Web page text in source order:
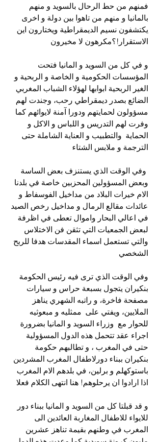
فمنهم من حط الرحال بالسويد و منهم
بالمانيا و منهم من تاهوا بين دولة و اخرى
يكتشفون نسيم الديمقراطية ويختارون اين
الاستقرار!؟مكرهون لا مخيرون
و في كل من السويد و المانيا فتحت
المؤسسات الحكومية و الخاصة و الربحية و
الغير الربحية ابوابها لهؤلاء الشباب المغربي
الضائع بصدر ديمقراطي رحب، وجندت لهم
مسؤولون لحمايتهم ودورا آمنة لايوائهم كما
وفرت لهم التدريس و اللباس و الاكل و
الحماية  والتطبيب و العناية الشاملة حتى
الترجمة و ملابس الشتاء
وفي الوقت الذي يستنزف بعض الساسة
وبعض المسؤولين المحزبين خاصة في بلدنا
الام خيرات البلاد من مداخيل الفوسفاط و
عائدات مقالع الرمال و مداخيل رخص الصيد
في اعالي البحار واموال تعطى في اظرفة
لبعض الجمعيات التي تثقن فن الاختلاس
والتي تستعمل اسماء المقدسات هدفا للربح
الشخصي
وفي الوقت الذي ترى فيه رئيس الحكومة
بنكيران يتجول بسبعة حراس و سيارات
مصفحة فاخرة، و راتبه الشهري يناهز
الملايين، ويفتي على  ممثليه و مبعوثيه
للحوار مع  وزراء السويد و المانيا بضرورة
اجراء عقد تتحمل هذه الدول المسؤولية
حتى في المغرب ، و تطالبهم حكومة
بنكيران ببناء دورلاطفال المغرب المشردين
باستوكهلم و برلين، في بلدهم الام المغرب
اذا ارادوا ان يرحلوهم! هنا انتهى الكلام فعلا
و قد قبلتا كل من السويد و المانيا ببناء دور
للايواء للاطفال المغاربة العائدين الى
المغرب في وطنهم بقيمة تناهز عشرين